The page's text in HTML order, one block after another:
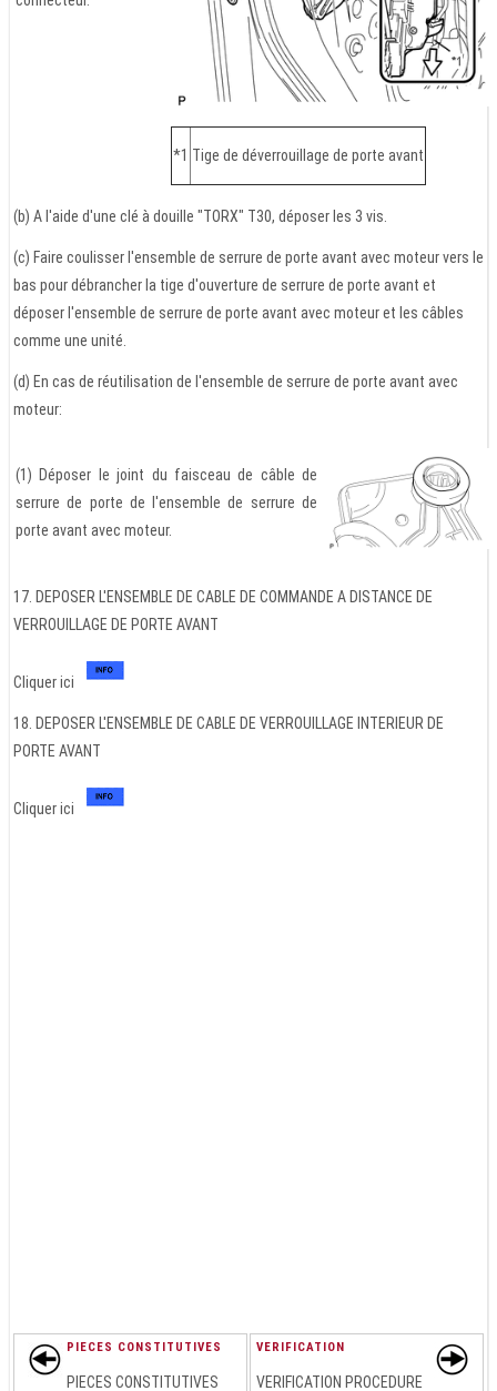
*1 Tige de déverrouillage de porte avant
(b) A l'aide d'une clé à douille "TORX" T30, déposer les 3 vis.
(c) Faire coulisser l'ensemble de serrure de porte avant avec moteur vers le
bas pour débrancher la tige d'ouverture de serrure de porte avant et
déposer l'ensemble de serrure de porte avant avec moteur et les câbles
comme une unité.
(d) En cas de réutilisation de l'ensemble de serrure de porte avant avec
moteur:
(1) Déposer le joint du faisceau de câble de
serrure de porte de l'ensemble de serrure de
porte avant avec moteur.
17. DEPOSER L'ENSEMBLE DE CABLE DE COMMANDE A DISTANCE DE
VERROUILLAGE DE PORTE AVANT
Cliquer ici
18. DEPOSER L'ENSEMBLE DE CABLE DE VERROUILLAGE INTERIEUR DE
PORTE AVANT
Cliquer ici
PIECES CONSTITUTIVES
PIECES CONSTITUTIVES
VERIFICATION
VERIFICATION PROCEDURE